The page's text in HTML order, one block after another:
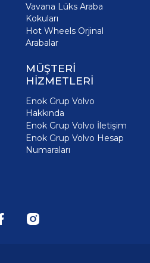
Vavana Lüks Araba
Kokuları
Hot Wheels Orjinal
Arabalar
MÜŞTERİ
HİZMETLERİ
Enok Grup Volvo
Hakkında
Enok Grup Volvo İletişim
Enok Grup Volvo Hesap
Numaraları